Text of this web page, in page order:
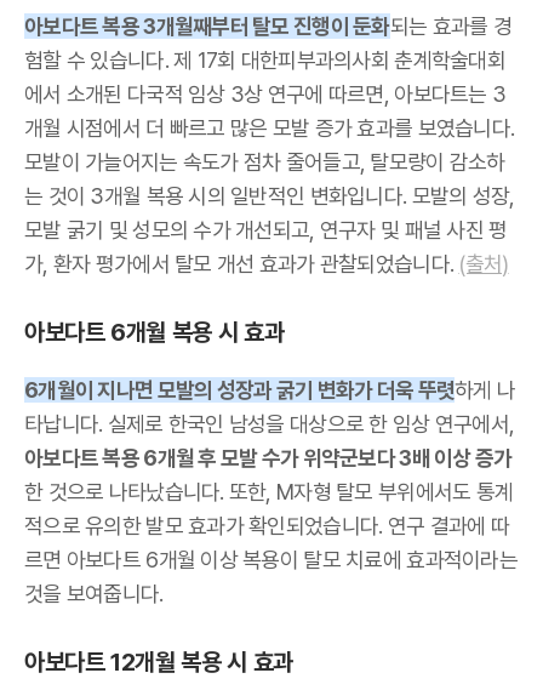
아보다트 복용 3개월째부터 탈모 진행이 둔화되는 효과를 경
험할 수 있습니다. 제 17회 대한피부과의사회 춘계학술대회
에서 소개된 다국적 임상 3상 연구에 따르면, 아보다트는 3
개월 시점에서 더 빠르고 많은 모발 증가 효과를 보였습니다.
모발이 가늘어지는 속도가 점차 줄어들고, 탈모량이 감소하
는 것이 3개월 복용 시의 일반적인 변화입니다. 모발의 성장,
모발 굵기 및 성모의 수가 개선되고, 연구자 및 패널 사진 평
가, 환자 평가에서 탈모 개선 효과가 관찰되었습니다. (출처)
아보다트 6개월 복용 시 효과
6개월이 지나면 모발의 성장과 굵기 변화가 더욱 뚜렷하게 나
타납니다. 실제로 한국인 남성을 대상으로 한 임상 연구에서,
아보다트 복용 6개월 후 모발 수가 위약군보다 3배 이상 증가
한 것으로 나타났습니다. 또한, M자형 탈모 부위에서도 통계
적으로 유의한 발모 효과가 확인되었습니다. 연구 결과에 따
르면 아보다트 6개월 이상 복용이 탈모 치료에 효과적이라는
것을 보여줍니다.
아보다트 12개월 복용 시 효과